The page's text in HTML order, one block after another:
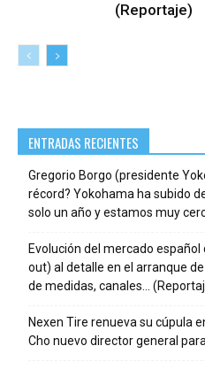
(Reportaje)
ENTRADAS RECIENTES
Gregorio Borgo (presidente
récord? Yokohama ha subido
solo un año y estamos muy
Evolución del mercado español
out) al detalle en el arranque
de medidas, canales…
Nexen Tire renueva su cúpula
Cho nuevo director general